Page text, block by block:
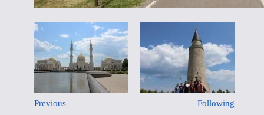
Previous Following